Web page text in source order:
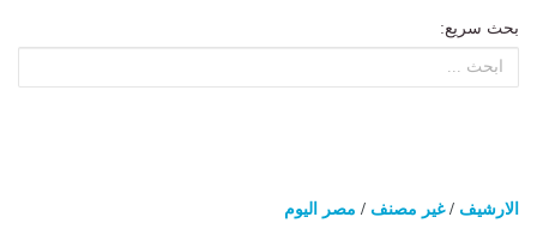
بحث سريع:
الارشيف /غير مصنف / مصر اليوم